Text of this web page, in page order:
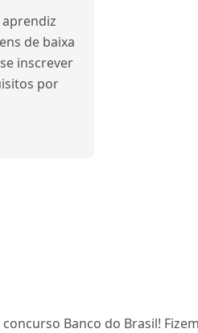
de baixa
inscrever
por
Banco do Brasil!